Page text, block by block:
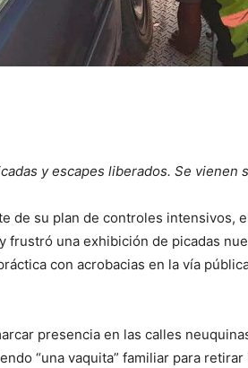
y escapes liberados. Se vienen
de su plan de controles intensivos,
frustró una exhibición de picadas
con acrobacias en la vía
presencia en las calles
“una vaquita” familiar para